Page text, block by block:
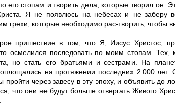
его стопам и творить дела, которые творил он.
Я не появлюсь на небесах и не заберу
грехи, которые необходимо рас-творить, чтобы
пришествие в том, что Я, Иисус Христос,
осмелился последовать по моим стопам. Тех,
но стать его братьями и сестрами. На
на протяжении последних 2.000 лет.
пройти через завесу в эту эпоху, и объявить до
что они не будут больше отвергать Живого